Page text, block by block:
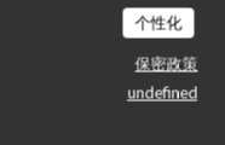
个性化
保密政策
undefined